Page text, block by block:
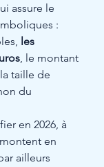
assure le
:
les
, le montant
taille de
du
en 2026, à
en
ailleurs